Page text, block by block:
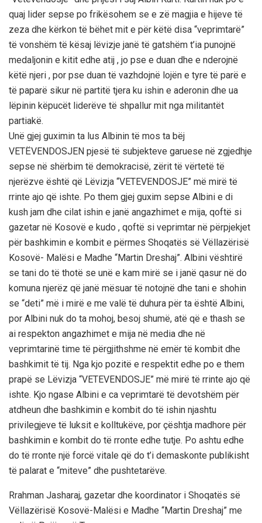
quaj lider sepse po frikësohem se e zë magjia e hijeve të
zeza dhe kërkon të bëhet mit e për këtë disa “veprimtarë”
të vonshëm të kësaj lëvizje janë të gatshëm t’ia punojnë
medaljonin e kitit edhe atij , jo pse e duan dhe e nderojnë
këtë njeri , por pse duan të vazhdojnë lojën e tyre të parë e
të paparë sikur në partitë tjera ku ishin e aderonin dhe ua
lëpinin këpucët liderëve të shpallur mit nga militantët
partiakë.
Unë gjej guximin ta lus Albinin të mos ta bëj
VETËVENDOSJEN pjesë të subjekteve garuese në zgjedhje
sepse në shërbim të demokracisë, zërit të vërtetë të
njerëzve është që Lëvizja “VETEVENDOSJE” më mirë të
rrinte ajo që ishte. Po them gjej guxim sepse Albini e di
kush jam dhe cilat ishin e janë angazhimet e mija, qoftë si
gazetar në Kosovë e kudo , qoftë si veprimtar në përpjekjet
për bashkimin e kombit e përmes Shoqatës së Vëllazërisë
Kosovë- Malësi e Madhe “Martin Dreshaj”. Albini vështirë
se tani do të thotë se unë e kam mirë se i janë qasur në do
komuna njerëz që janë mësuar të notojnë dhe tani e shohin
se “deti” më i mirë e me valë të duhura për ta është Albini,
por Albini nuk do ta mohoj, besoj shumë, atë që e thash se
ai respekton angazhimet e mija në media dhe në
veprimtarinë time të përgjithshme në emër të kombit dhe
bashkimit të tij. Nga kjo pozitë e respektit edhe po e them
prapë se Lëvizja “VETEVENDOSJE” më mirë të rrinte ajo që
ishte. Kjo ngase Albini e ca veprimtarë të devotshëm për
atdheun dhe bashkimin e kombit do të ishin njashtu
privilegjeve të luksit e kolltukëve, por çështja madhore për
bashkimin e kombit do të rronte edhe tutje. Po ashtu edhe
do të rronte një forcë vitale që do t’i demaskonte publikisht
të palarat e “miteve” dhe pushtetarëve.
Rrahman Jasharaj, gazetar dhe koordinator i Shoqatës së
Vëllazërisë Kosovë-Malësi e Madhe “Martin Dreshaj” me